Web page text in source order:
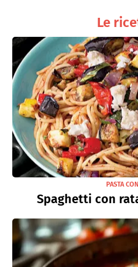
Le
PASTA
Spaghetti con